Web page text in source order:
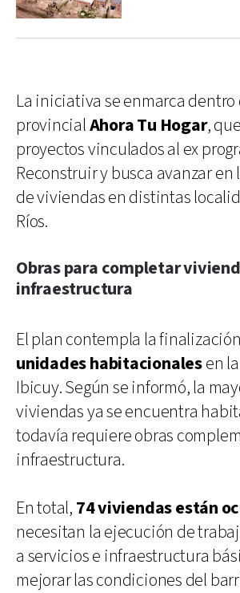
La iniciativa se enmarca dentro
provincialAhora Tu Hogar,
proyectos vinculados al ex
Reconstruir y busca avanzar
de viviendas en distintas
Ríos.
Obras para completar
infraestructura
El plan contempla la
unidades habitacionalesen
Ibicuy. Según se informó, la
viviendas ya se encuentra
todavía requiere obras
infraestructura.
En total, 74 viviendas están
necesitan la ejecución de
a servicios e infraestructura
mejorar las condiciones del